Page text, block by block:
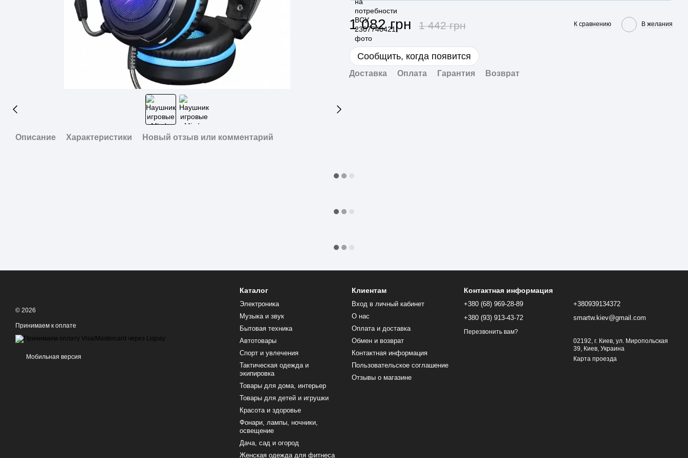
1 082 грн 1 442 грн К сравнению В желания
Сообщить, когда появится
Доставка Оплата Гарантия Возврат
Описание Характеристики Новый отзыв или комментарий
© 2026
Принимаем к оплате
Мобильная версия
Каталог
Электроника
Музыка и звук
Бытовая техника
Автотовары
Спорт и увлечения
Тактическая одежда и
экипировка
Товары для дома, интерьер
Товары для детей и игрушки
Красота и здоровье
Фонари, лампы, ночники,
освещение
Дача, сад и огород
Женская одежда для фитнеса
Клиентам
Вход в личный кабинет
О нас
Оплата и доставка
Обмен и возврат
Контактная информация
Пользовательское соглашение
Отзывы о магазине
Контактная информация
+380 (68) 969-28-89
+380 (93) 913-43-72
Перезвонить вам?
+380939134372
smartw.kiev@gmail.com
02192, г. Киев, ул. Миропольская
39, Киев, Украина
Карта проезда